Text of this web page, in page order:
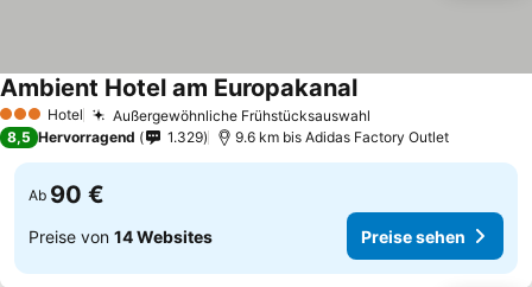
3 SterneHotel Außergewöhnliche Frühstücksauswahl
Ambient Hotel am EuropakanalPreise sehen
8,5 Hervorragend 1.329 9.6 km bis Adidas Factory Outlet
Ab 90 €
Preise von 14 Websites Preise sehen